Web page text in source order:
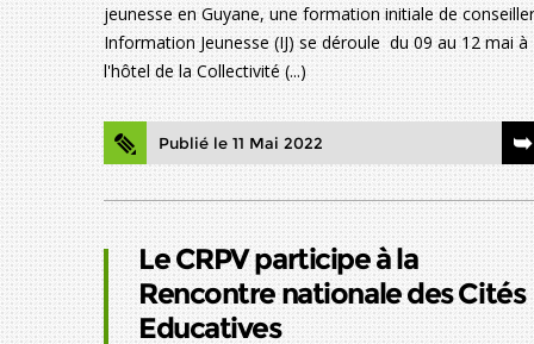
jeunesse en Guyane, une formation initiale de
Information Jeunesse (IJ) se déroule du 09 au 12 mai à
l'hôtel de la Collectivité (...)
Publié le 11 Mai 2022
Le CRPV participe à la
Rencontre nationale des Cités
Educatives